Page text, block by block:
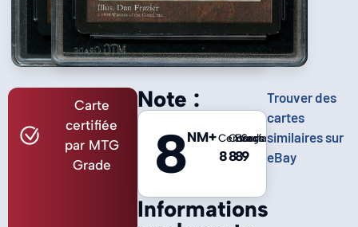
Carte
certifiée
par MTG
Grade
Informations
Note :
8NM+Centrage
8
Coins
8
Bords
8
Surface
9
Trouver des
cartes
similaires sur
eBay